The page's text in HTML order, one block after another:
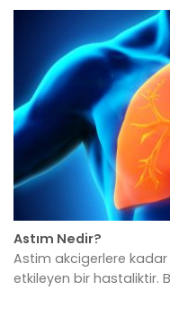
Astım Nedir?
Astim akcigerlere
etkileyen bir hastaliktir.